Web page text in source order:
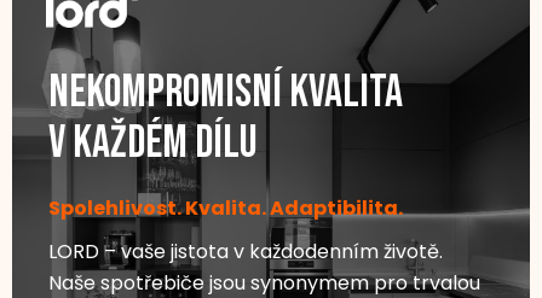
Nekompromisní kvalita
v každém dílu
Spolehlivost. Kvalita. Adaptibilita.
LORD – vaše jistota v každodenním životě.
Naše spotřebiče jsou synonymem pro trvalou